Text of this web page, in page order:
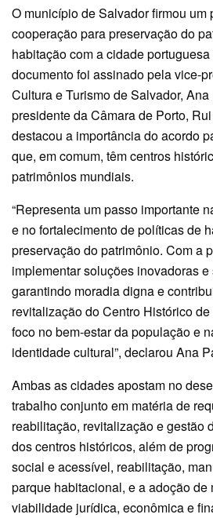
O município de Salvador firmou um
cooperação para preservação do
habitação com a cidade
documento foi assinado pela vice-
Cultura e Turismo de Salvador,
presidente da Câmara de Porto,
destacou a importância do acordo
que, em comum, têm centros
patrimônios mundiais.
“Representa um passo importante
e no fortalecimento de políticas de
preservação do patrimônio. Com a
implementar soluções inovadoras e
garantindo moradia digna e
revitalização do Centro Histórico
foco no bem-estar da população e
identidade cultural”, declarou Ana
Ambas as cidades apostam no
trabalho conjunto em matéria de
reabilitação, revitalização e gestão
dos centros históricos, além de
social e acessível, reabilitação,
parque habitacional, e a adoção de
viabilidade jurídica, econômica e